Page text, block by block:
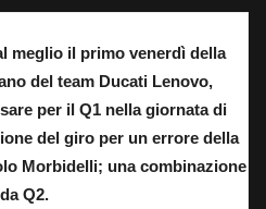
meglio il primo venerdì della
del team Ducati Lenovo,
per il Q1 nella giornata di
del giro per un errore della
Morbidelli; una combinazione
Q2.